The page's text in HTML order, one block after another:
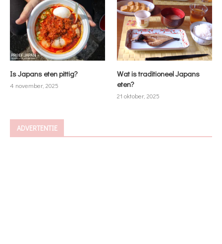
Is Japans eten pittig?
4 november, 2025
Wat is traditioneel Japans
eten?
21 oktober, 2025
ADVERTENTIE